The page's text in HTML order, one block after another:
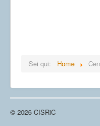
Sei qui: Home
© 2026 CISRiC